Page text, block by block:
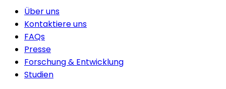
Über uns
Kontaktiere uns
FAQs
Presse
Forschung & Entwicklung
Studien